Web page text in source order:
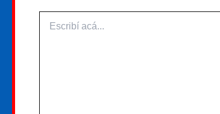
acá...